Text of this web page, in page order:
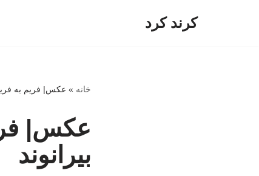
کرند کرد
خانه » عکس| فریم به فریم
عکس|
بیرانوند